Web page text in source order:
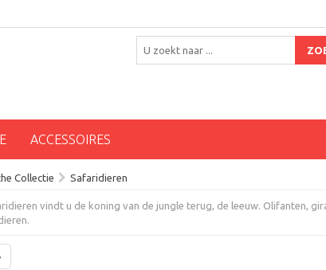
ACCESSOIRES
Collectie Safaridieren
vindt u de koning van de jungle terug, de leeuw. Olifanten,